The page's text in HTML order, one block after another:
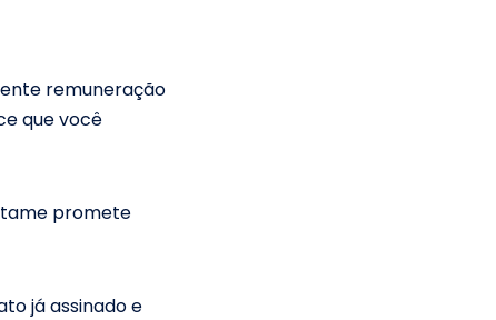
remuneração
que você
promete
já assinado e